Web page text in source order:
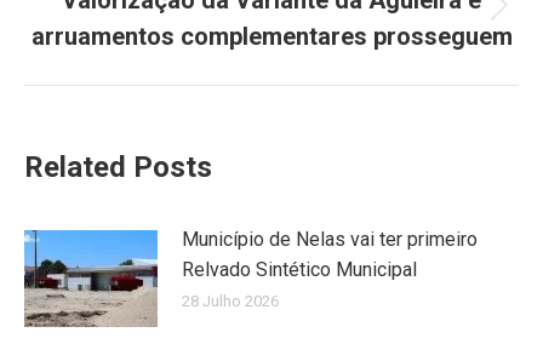
post:
arruamentos complementares prosseguem
Related Posts
Município de Nelas vai ter primeiro
Relvado Sintético Municipal
28 Julho 2026